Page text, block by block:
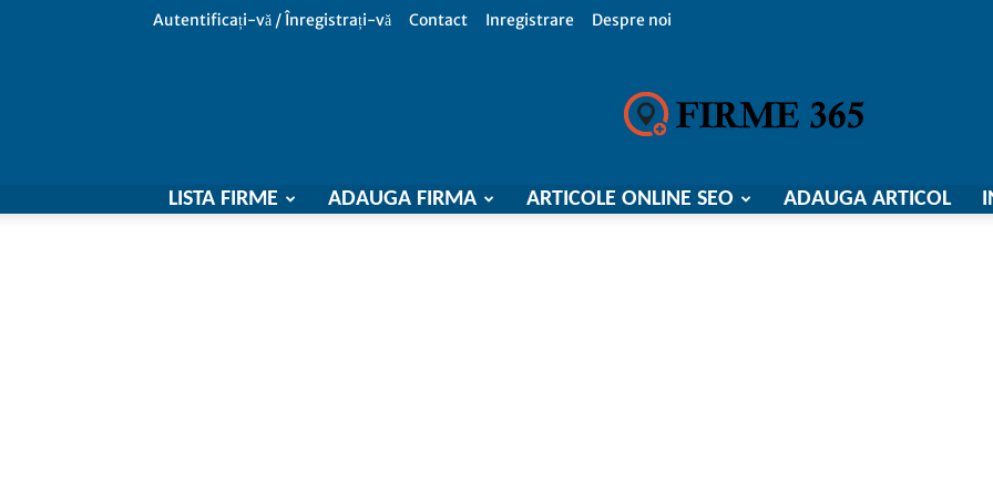
Autentificați-vă / Înregistrați-vă Contact Inregistrare Despre noi
Firme
LISTA FIRME ADAUGA FIRMA ARTICOLE ONLINE SEO ADAUGA ARTICOL